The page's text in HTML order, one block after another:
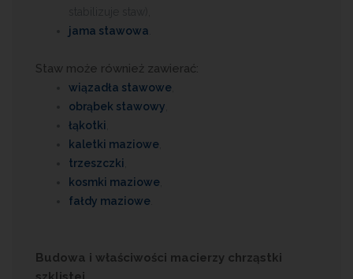
jama stawowa
Staw może również zawierać:
wiązadła stawowe
obrąbek stawowy
łąkotki
kaletki maziowe
trzeszczki
kosmki maziowe
fałdy maziowe
Budowa i właściwości macierzy chrząstki